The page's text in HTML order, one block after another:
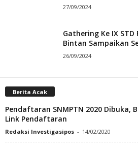
27/09/2024
Gathering Ke IX
Bintan Sampaikan
26/09/2024
Berita Acak
Pendaftaran SNMPTN 2020 Dibuka,
Link Pendaftaran
Redaksi Investigasipos - 14/02/2020